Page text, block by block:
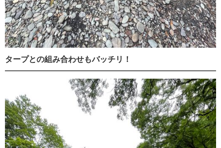
タープとの組み合わせもバッチリ！